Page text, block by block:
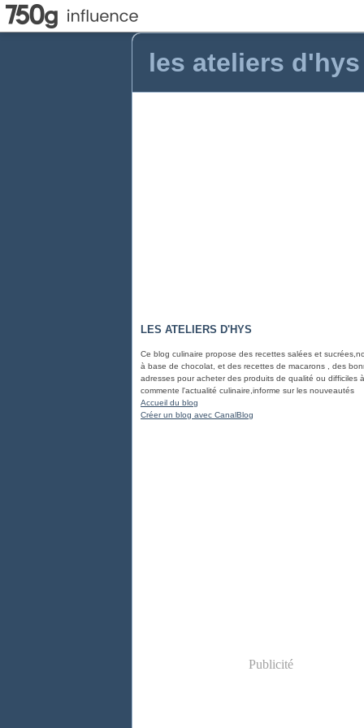
les ateliers d'hys
LES ATELIERS D'HYS
Ce blog culinaire propose des recettes salées et
à base de chocolat, et des recettes de macarons , des
adresses pour acheter des produits de qualité ou difficiles
commente l'actualité culinaire,informe sur les nouveautés
Accueil du blog
Créer un blog avec CanalBlog
Publicité